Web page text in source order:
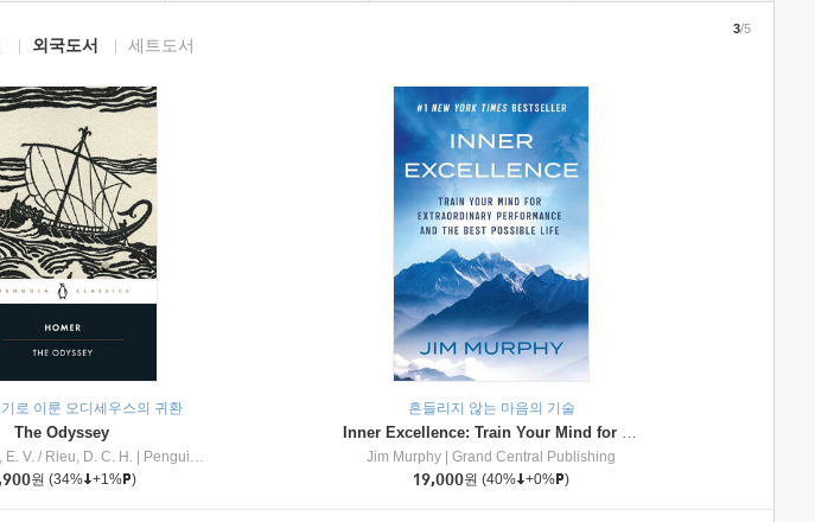
외국도서 세트도서
로 이룬 오디세우스의 귀환
The Odyssey
E. V. / Rieu, D. C. H.
Penguin Group
원 (34% +1% )
흔들리지 않는 마음의 기술
Inner Excellence: Train Your Mind for Extraordinary Performance and the Best Possible Life
Jim Murphy
Grand Central Publishing
19,000원 (40% +0% )
3/5